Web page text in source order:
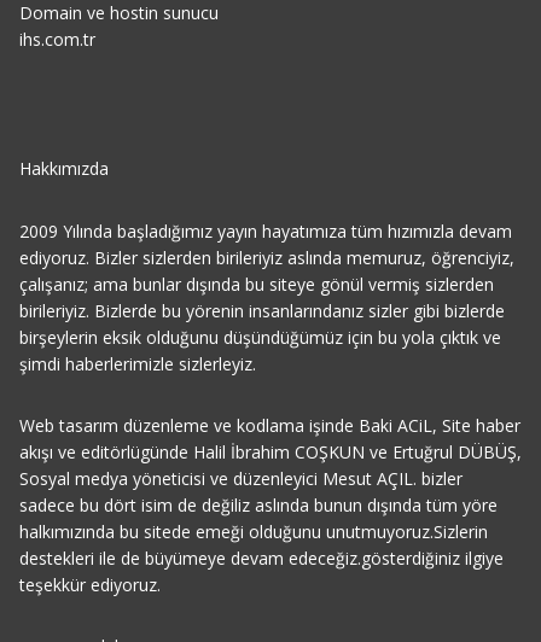
Domain ve hostin sunucu
ihs.com.tr
Hakkımızda
2009 Yılında başladığımız yayın hayatımıza tüm hızımızla devam
ediyoruz. Bizler sizlerden birileriyiz aslında memuruz, öğrenciyiz,
çalışanız; ama bunlar dışında bu siteye gönül vermiş sizlerden
birileriyiz. Bizlerde bu yörenin insanlarındanız sizler gibi bizlerde
birşeylerin eksik olduğunu düşündüğümüz için bu yola çıktık ve
şimdi haberlerimizle sizlerleyiz.
Web tasarım düzenleme ve kodlama işinde Baki ACiL, Site haber
akışı ve editörlügünde Halil İbrahim COŞKUN ve Ertuğrul DÜBÜŞ,
Sosyal medya yöneticisi ve düzenleyici Mesut AÇIL. bizler
sadece bu dört isim de değiliz aslında bunun dışında tüm yöre
halkımızında bu sitede emeği olduğunu unutmuyoruz.Sizlerin
destekleri ile de büyümeye devam edeceğiz.gösterdiğiniz ilgiye
teşekkür ediyoruz.